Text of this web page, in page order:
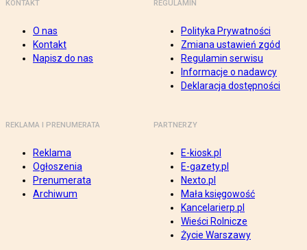
KONTAKT
O nas
Kontakt
Napisz do nas
REGULAMIN
Polityka Prywatności
Zmiana ustawień zgód
Regulamin serwisu
Informacje o nadawcy
Deklaracja dostępności
REKLAMA I PRENUMERATA
Reklama
Ogłoszenia
Prenumerata
Archiwum
PARTNERZY
E-kiosk.pl
E-gazety.pl
Nexto.pl
Mała księgowość
Kancelarierp.pl
Wieści Rolnicze
Życie Warszawy